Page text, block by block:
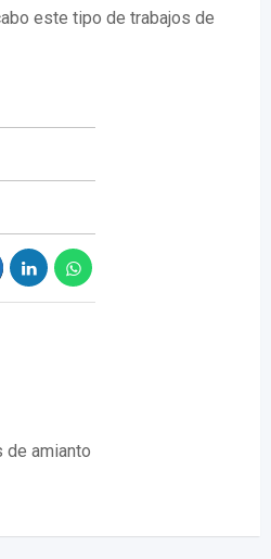
este tipo de trabajos de
amianto